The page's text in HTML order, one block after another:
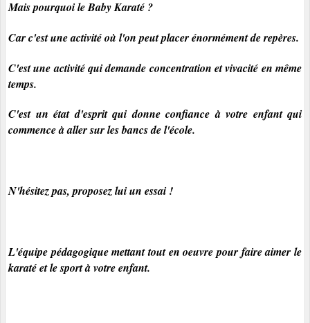
Mais pourquoi le Baby Karaté ?
Car c'est une activité où l'on peut placer énormément de repères.
C'est une activité qui demande concentration et vivacité en même
temps.
C'est un état d'esprit qui donne confiance à votre enfant qui
commence à aller sur les bancs de l'école.
N'hésitez pas, proposez lui un essai !
L'équipe pédagogique mettant tout en oeuvre pour faire aimer le
karaté et le sport à votre enfant.